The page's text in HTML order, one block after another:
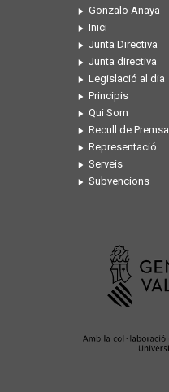
Gonzalo Anaya
Inici
Junta Directiva
Junta directiva
Legislació al dia
Principis
Qui Som
Recull de Premsa
Representació
Serveis
Subvencions